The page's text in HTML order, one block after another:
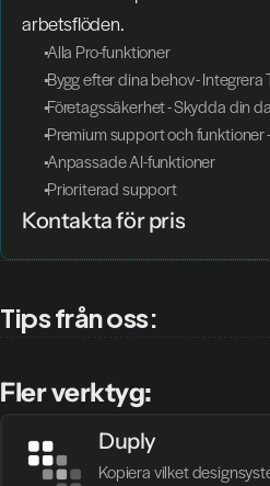
arbetsflöden.
Alla Pro-funktioner
Bygg efter dina behov -
Företagssäkerhet - Skydda din
Premium support och
Anpassade AI-funktioner
Prioriterad support
Kontakta för pris
Tips från oss:
Fler verktyg:
Duply
Kopiera vilket